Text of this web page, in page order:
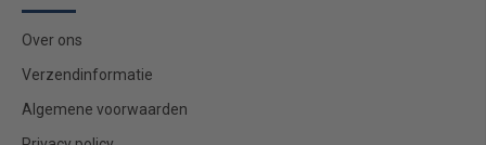
Over ons
Verzendinformatie
Algemene voorwaarden